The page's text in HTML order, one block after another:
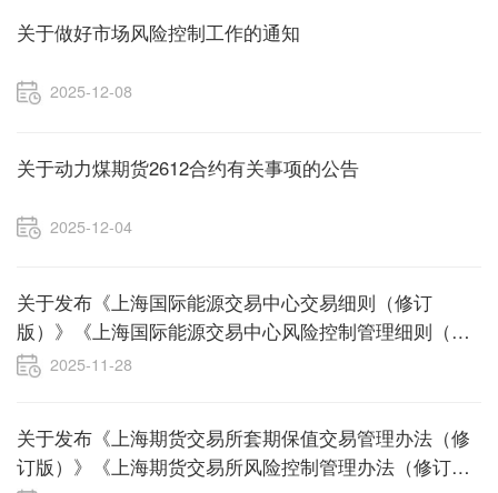
关于做好市场风险控制工作的通知
2025-12-08
关于动力煤期货2612合约有关事项的公告
2025-12-04
关于发布《上海国际能源交易中心交易细则（修订
版）》《上海国际能源交易中心风险控制管理细则（修
订版）》的公告
2025-11-28
关于发布《上海期货交易所套期保值交易管理办法（修
订版）》《上海期货交易所风险控制管理办法（修订